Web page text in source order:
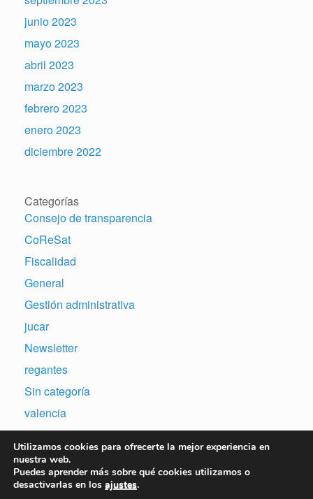
junio 2023
mayo 2023
abril 2023
marzo 2023
febrero 2023
enero 2023
diciembre 2022
Categorías
Consejo de transparencia
CoReSat
Fiscalidad
General
Gestión administrativa
jucar
Newsletter
regantes
Sin categoría
valencia
Utilizamos cookies para ofrecerte la mejor experiencia en
nuestra web.
Puedes aprender más sobre qué cookies utilizamos o
desactivarlas en los ajustes.